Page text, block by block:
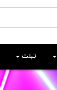
تبلت